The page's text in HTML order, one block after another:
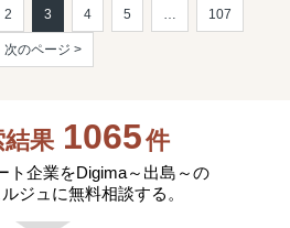
ルティング･グループの一番の特徴で
らず、市場調査やテストマーケティン
のための実践コンサルティング
築のための実践コンサルティング
開拓支援
2 3 4 5 107
次のページ >
果 1065件
ト企業をDigima～出島～の
ジュに無料相談する。